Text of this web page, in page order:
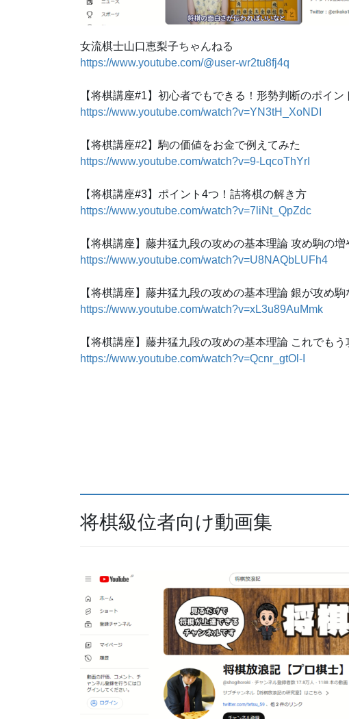
女流棋士山口恵梨子ちゃんねる
https://www.youtube.com/@user-wr2tu8fj4q
【将棋講座#1】初心者でもできる！形勢判断のポイン
https://www.youtube.com/watch?v=YN3tH_XoNDI
【将棋講座#2】駒の価値をお金で例えてみた
https://www.youtube.com/watch?v=9-LqcoThYrI
【将棋講座#3】ポイント4つ！詰将棋の解き方
https://www.youtube.com/watch?v=7liNt_QpZdc
【将棋講座】藤井猛九段の攻めの基本理論 攻め駒の増
https://www.youtube.com/watch?v=U8NAQbLUFh4
【将棋講座】藤井猛九段の攻めの基本理論 銀が攻め
https://www.youtube.com/watch?v=xL3u89AuMmk
【将棋講座】藤井猛九段の攻めの基本理論 これでも
https://www.youtube.com/watch?v=Qcnr_gtOl-I
将棋級位者向け動画集